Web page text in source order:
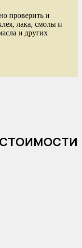
проверить и
лака, смолы и
и других